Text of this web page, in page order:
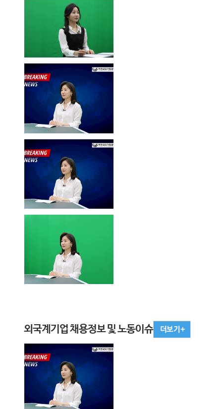
외국계기업 채용정보 및 노동이슈